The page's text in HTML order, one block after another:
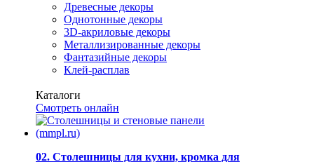
Древесные декоры
Однотонные декоры
3D-акриловые декоры
Металлизированные декоры
Фантазийные декоры
Клей-расплав
Каталоги
Смотреть онлайн
02. Столешницы для кухни, кромка для